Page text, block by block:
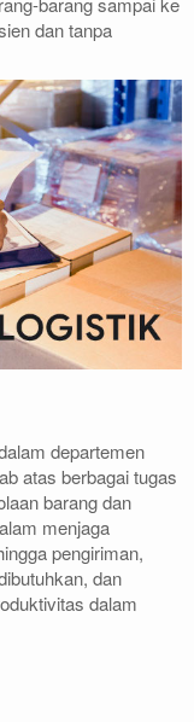
dan tanpa
departemen
atas berbagai tugas
barang dan
menjaga
pengiriman,
dan
dalam